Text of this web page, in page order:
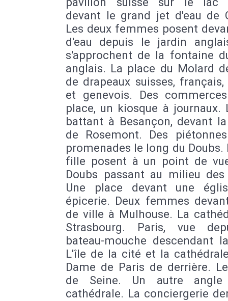
devant le grand jet d'eau de
Les deux femmes posent
d'eau depuis le jardin
s'approchent de la fontaine
anglais. La place du Molard
de drapeaux suisses,
et genevois. Des
place, un kiosque à journaux.
battant à Besançon, devant
de Rosemont. Des
promenades le long du Doubs.
fille posent à un point de
Doubs passant au milieu
Une place devant une
épicerie. Deux femmes
de ville à Mulhouse. La
Strasbourg. Paris, vue
bateau-mouche descendant
L'île de la cité et la
Dame de Paris de derrière.
de Seine. Un autre
cathédrale. La conciergerie